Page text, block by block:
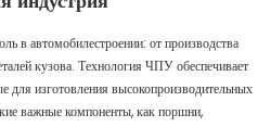
автомобилестроении: от производства
кузова. Технология ЧПУ обеспечивает
для изготовления высокопроизводительных
важные компоненты, как поршни,